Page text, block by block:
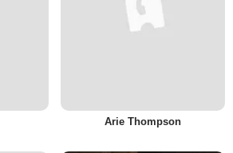
Arie Thompson